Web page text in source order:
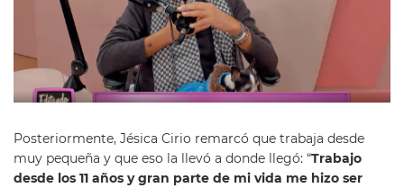
Posteriormente, Jésica Cirio remarcó que trabaja desde
muy pequeña y que eso la llevó a donde llegó: “Trabajo
desde los 11 años y gran parte de mi vida me hizo ser